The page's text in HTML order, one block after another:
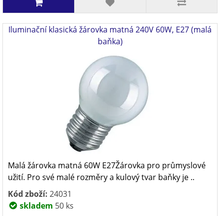
Iluminační klasická žárovka matná 240V 60W, E27 (malá
baňka)
Malá žárovka matná 60W E27Žárovka pro průmyslové
užití. Pro své malé rozměry a kulový tvar baňky je ..
Kód zboží: 24031
skladem 50 ks